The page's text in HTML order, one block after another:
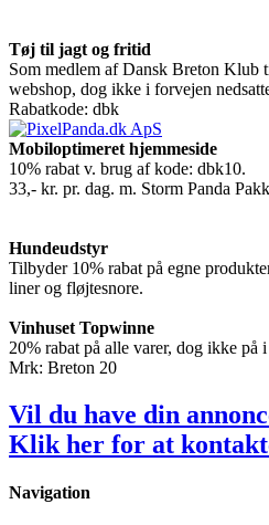
Tøj til jagt og fritid
Som medlem af Dansk Breton Klub
webshop, dog ikke i forvejen
Rabatkode: dbk
Mobiloptimeret hjemmeside
10% rabat v. brug af kode: dbk10.
33,- kr. pr. dag. m. Storm Panda
Hundeudstyr
Tilbyder 10% rabat på egne
liner og fløjtesnore.
Vinhuset Topwinne
20% rabat på alle varer, dog ikke på
Mrk: Breton 20
Vil du have din
Klik her for at
Navigation